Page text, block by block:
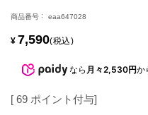
商品番号 eaa647028
¥ 7,590 税込
なら 月々2,530円か
[ 69 ポイント付与]